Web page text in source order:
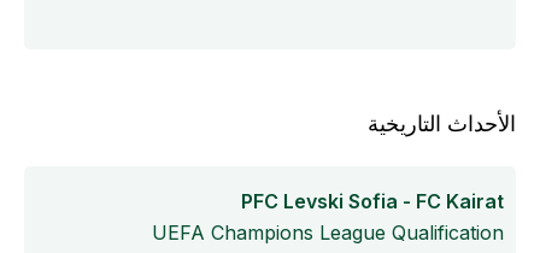
الأحداث التاريخية
PFC Levski Sofia - FC Kairat
UEFA Champions League Qualification